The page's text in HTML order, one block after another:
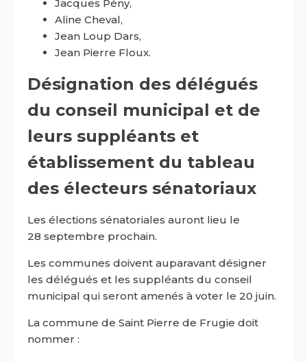
Jacques Pény,
Aline Cheval,
Jean Loup Dars,
Jean Pierre Floux.
Désignation des délégués
du conseil municipal et de
leurs suppléants et
établissement du tableau
des électeurs sénatoriaux
Les élections sénatoriales auront lieu le
28 septembre prochain.
Les communes doivent auparavant désigner
les délégués et les suppléants du conseil
municipal qui seront amenés à voter le 20 juin.
La commune de Saint Pierre de Frugie doit
nommer :